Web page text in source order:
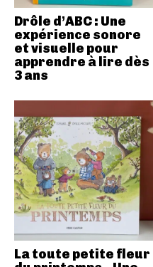
Drôle d’ABC : Une
expérience sonore
et visuelle pour
apprendre à lire dès
3 ans
La toute petite fleur